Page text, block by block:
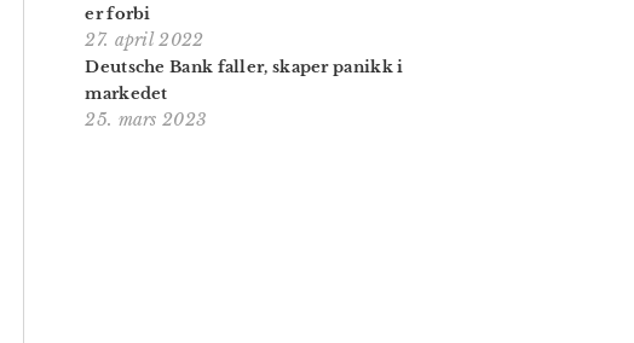
er forbi
27. april 2022
Deutsche Bank faller, skaper panikk i
markedet
25. mars 2023